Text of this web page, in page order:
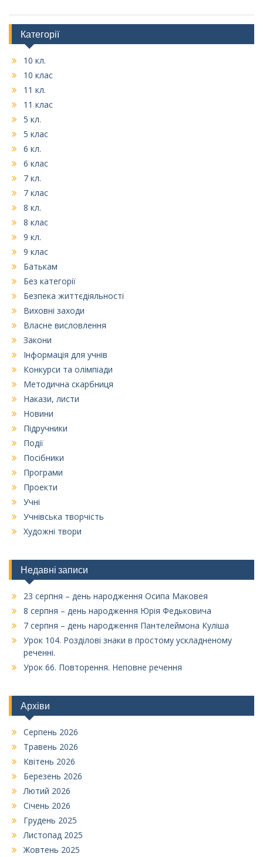
Категорії
10 кл.
10 клас
11 кл.
11 клас
5 кл.
5 клас
6 кл.
6 клас
7 кл.
7 клас
8 кл.
8 клас
9 кл.
9 клас
Батькам
Без категорії
Безпека життєдіяльності
Виховні заходи
Власне висловлення
Закони
Інформація для учнів
Конкурси та олімпіади
Методична скарбниця
Накази, листи
Новини
Підручники
Події
Посібники
Програми
Проекти
Учні
Учнівська творчість
Художні твори
Недавні записи
23 серпня – день народження Осипа Маковея
8 серпня – день народження Юрія Федьковича
7 серпня – день народження Пантелеймона Куліша
Урок 104. Розділові знаки в простому ускладненому
реченні.
Урок 66. Повторення. Неповне речення
Архіви
Серпень 2026
Травень 2026
Квітень 2026
Березень 2026
Лютий 2026
Січень 2026
Грудень 2025
Листопад 2025
Жовтень 2025